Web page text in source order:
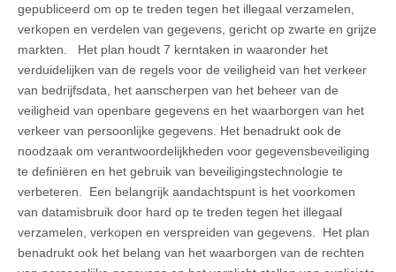
gepubliceerd om op te treden tegen het illegaal verzamelen,
verkopen en verdelen van gegevens, gericht op zwarte en grijze
markten. Het plan houdt 7 kerntaken in waaronder het
verduidelijken van de regels voor de veiligheid van het verkeer
van bedrijfsdata, het aanscherpen van het beheer van de
veiligheid van openbare gegevens en het waarborgen van het
verkeer van persoonlijke gegevens. Het benadrukt ook de
noodzaak om verantwoordelijkheden voor gegevensbeveiliging
te definiëren en het gebruik van beveiligingstechnologie te
verbeteren. Een belangrijk aandachtspunt is het voorkomen
van datamisbruik door hard op te treden tegen het illegaal
verzamelen, verkopen en verspreiden van gegevens. Het plan
benadrukt ook het belang van het waarborgen van de rechten